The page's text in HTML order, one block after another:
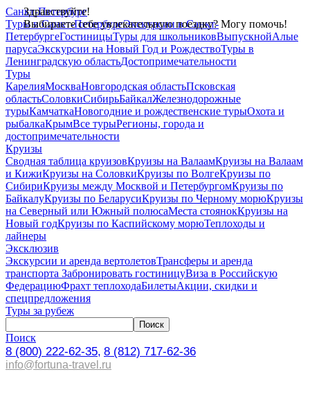
Здравствуйте!
Выбираете себе увлекательную поездку? Могу помочь!
Санкт-Петербург
Туры в Санкт-ПетербургЭкскурсии в Санкт-
ПетербургеГостиницыТуры для школьниковВыпускнойАлые
парусаЭкскурсии на Новый Год и РождествоТуры в
Ленинградскую областьДостопримечательности
Туры
КарелияМоскваНовгородская областьПсковская
областьСоловкиСибирьБайкалЖелезнодорожные
турыКамчаткаНовогодние и рождественские турыОхота и
рыбалкаКрымВсе турыРегионы, города и
достопримечательности
Круизы
Сводная таблица круизовКруизы на ВалаамКруизы на Валаам
и КижиКруизы на СоловкиКруизы по ВолгеКруизы по
СибириКруизы между Москвой и ПетербургомКруизы по
БайкалуКруизы по БеларусиКруизы по Черному морюКруизы
на Северный или Южный полюсаМеста стоянокКруизы на
Новый годКруизы по Каспийскому морюТеплоходы и
лайнеры
Эксклюзив
Экскурсии и аренда вертолетовТрансферы и аренда
транспорта Забронировать гостиницуВиза в Российскую
ФедерациюФрахт теплоходаБилетыАкции, скидки и
спецпредложения
Туры за рубеж
Поиск
8 (800) 222-62-35, 8 (812) 717-62-36
info@fortuna-travel.ru